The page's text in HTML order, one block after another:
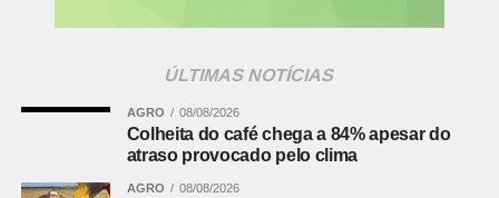
ÚLTIMAS NOTÍCIAS
AGRO 08/08/2026
Colheita do café chega a 84% apesar do
atraso provocado pelo clima
AGRO 08/08/2026